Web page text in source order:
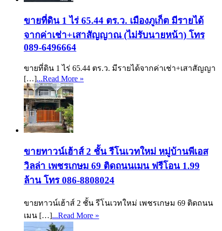
ขายที่ดิน 1 ไร่ 65.44 ตร.ว. เมืองภูเก็ต มีรายได้
จากค่าเช่า+เสาสัญญาณ (ไม่รับนายหน้า) โทร
089-6496664
ขายที่ดิน 1 ไร่ 65.44 ตร.ว. มีรายได้จากค่าเช่า+เสาสัญญา
[…]...Read More »
ขายทาวน์เฮ้าส์ 2 ชั้น รีโนเวทใหม่ หมู่บ้านพีเอส
วิลล่า เพชรเกษม 69 ติดถนนเมน ฟรีโอน 1.99
ล้าน โทร 086-8808024
ขายทาวน์เฮ้าส์ 2 ชั้น รีโนเวทใหม่ เพชรเกษม 69 ติดถนน
เมน […]...Read More »